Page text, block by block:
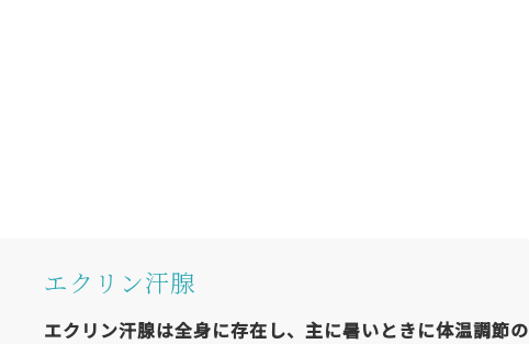
エクリン汗腺
エクリン汗腺は全身に存在し、主に暑いときに体温調節の